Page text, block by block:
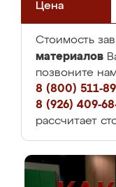
Цена
Стоимость
материалов
позвоните
8 (800) 511-
8 (926) 409-
рассчитает